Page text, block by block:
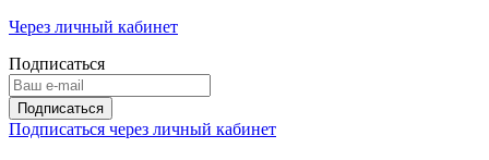
Через личный кабинет
Подписаться
Подписаться через личный кабинет